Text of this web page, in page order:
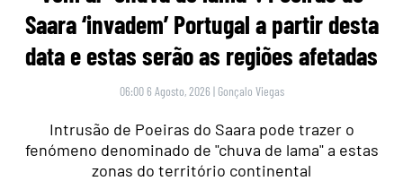
Saara ‘invadem’ Portugal a partir desta
data e estas serão as regiões afetadas
06:00 6 Agosto, 2026 | Gonçalo Viegas
Intrusão de Poeiras do Saara pode trazer o
fenómeno denominado de "chuva de lama" a estas
zonas do território continental